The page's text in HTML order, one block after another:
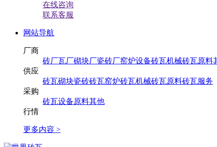
在线咨询
联系客服
网站导航
厂商
砖厂瓦厂砌块厂瓷砖厂窑炉设备砖瓦机械砖瓦原料
供应
砖瓦砌块瓷砖砖瓦窑炉砖瓦机械砖瓦原料砖瓦服务
采购
砖瓦设备原料其他
行情
更多内容 >